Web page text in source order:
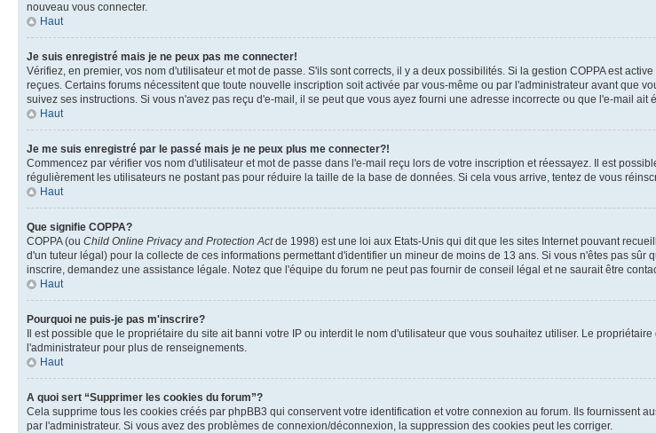
nouveau vous connecter.
Haut
Je suis enregistré mais je ne peux pas me connecter!
Vérifiez, en premier, vos nom d'utilisateur et mot de passe. S'ils sont corrects, il y a deux possibilités. Si la gestion COPPA est
reçues. Certains forums nécessitent que toute nouvelle inscription soit activée par vous-même ou par l'administrateur avant que
suivez ses instructions. Si vous n'avez pas reçu d'e-mail, il se peut que vous ayez fourni une adresse incorrecte ou que l'e-mail
Haut
Je me suis enregistré par le passé mais je ne peux plus me connecter?!
Commencez par vérifier vos nom d'utilisateur et mot de passe dans l'e-mail reçu lors de votre inscription et réessayez. Il est
régulièrement les utilisateurs ne postant pas pour réduire la taille de la base de données. Si cela vous arrive, tentez de vous
Haut
Que signifie COPPA?
COPPA (ou Child Online Privacy and Protection Actde 1998) est une loi aux Etats-Unis qui dit que les sites Internet pouvant
d'un tuteur légal) pour la collecte de ces informations permettant d'identifier un mineur de moins de 13 ans. Si vous n'êtes pas
inscrire, demandez une assistance légale. Notez que l'équipe du forum ne peut pas fournir de conseil légal et ne saurait être
Haut
Pourquoi ne puis-je pas m'inscrire?
Il est possible que le propriétaire du site ait banni votre IP ou interdit le nom d'utilisateur que vous souhaitez utiliser. Le
l'administrateur pour plus de renseignements.
Haut
A quoi sert “Supprimer les cookies du forum”?
Cela supprime tous les cookies créés par phpBB3 qui conservent votre identification et votre connexion au forum. Ils fournissent
par l'administrateur. Si vous avez des problèmes de connexion/déconnexion, la suppression des cookies peut les corriger.